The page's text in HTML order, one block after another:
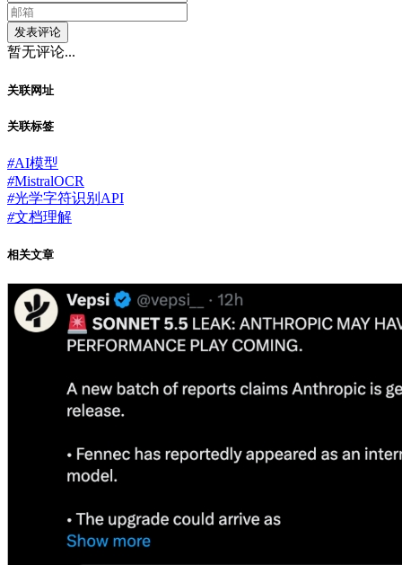
发表评论
暂无评论...
关联网址
关联标签
#AI模型
#MistralOCR
#光学字符识别API
#文档理解
相关文章